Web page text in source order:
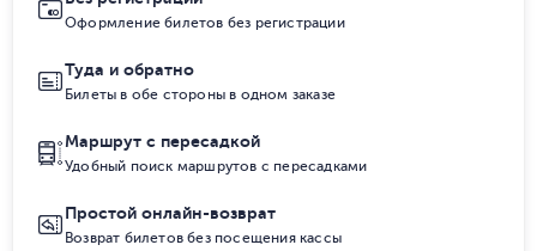
Оформление билетов без регистрации
Туда и обратно
Билеты в обе стороны в одном заказе
Маршрут с пересадкой
Удобный поиск маршрутов с пересадками
Простой онлайн-возврат
Возврат билетов без посещения кассы